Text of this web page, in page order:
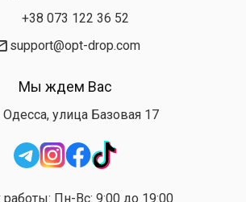
+38 073 122 36 52
support@opt-drop.com
Мы ждем Вас
Одесса, улица Базовая 17
работы: Пн-Вс: 9:00 до 19:00